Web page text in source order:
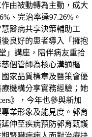
由被動轉為主動，成大
、完治率達97.26%。
醫病共享決策輔助工
良好的患者導入「擁抱
」講座，陪伴病友重拾
個管師為核心溝通樞
家品質標章及醫策會優
機構分享實務經驗；她
》，今年也參與新加
業形象及能見度。郭育
伸至疾病預防郭育甄護